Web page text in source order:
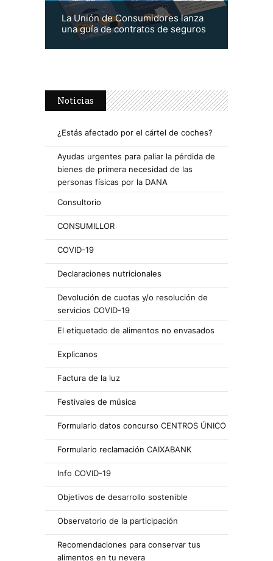
La Unión de Consumidores lanza
una guía de contratos de seguros
Noticias
¿Estás afectado por el cártel de coches?
Ayudas urgentes para paliar la pérdida de
bienes de primera necesidad de las
personas físicas por la DANA
Consultorio
CONSUMILLOR
COVID-19
Declaraciones nutricionales
Devolución de cuotas y/o resolución de
servicios COVID-19
El etiquetado de alimentos no envasados
Explicanos
Factura de la luz
Festivales de música
Formulario datos concurso CENTROS ÚNICO
Formulario reclamación CAIXABANK
Info COVID-19
Objetivos de desarrollo sostenible
Observatorio de la participación
Recomendaciones para conservar tus
alimentos en tu nevera